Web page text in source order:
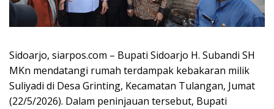
Sidoarjo, siarpos.com – Bupati Sidoarjo H. Subandi SH
MKn mendatangi rumah terdampak kebakaran milik
Suliyadi di Desa Grinting, Kecamatan Tulangan, Jumat
(22/5/2026). Dalam peninjauan tersebut, Bupati